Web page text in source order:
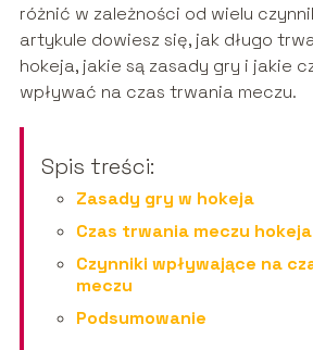
różnić w zależności od wielu
artykule dowiesz się, jak długo
hokeja, jakie są zasady gry i jakie
wpływać na czas trwania meczu.
Spis treści:
Zasady gry w hokeja
Czas trwania meczu hokeja
Czynniki wpływające na
meczu
Podsumowanie